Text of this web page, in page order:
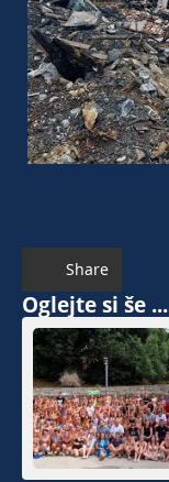
Share
Oglejte si še ...